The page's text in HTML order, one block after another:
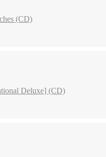
(CD)
Deluxe] (CD)